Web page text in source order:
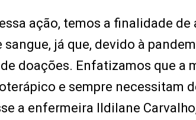
ação, temos a finalidade
já que, devido à
doações. Enfatizamos que a
e sempre necessitam
a enfermeira Ildilane